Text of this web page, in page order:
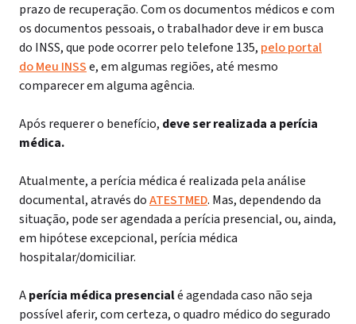
prazo de recuperação.Com os documentos médicos e com
os documentos pessoais, o trabalhador deve ir em busca
do INSS, que pode ocorrer pelo telefone 135, pelo portal
do Meu INSSe, em algumas regiões, até mesmo
comparecer em alguma agência.
Após requerer o benefício, deve ser realizada a perícia
médica.
Atualmente, a perícia médica é realizada pela análise
documental, através doATESTMED. Mas, dependendo da
situação, pode ser agendada a perícia presencial, ou, ainda,
em hipótese excepcional, perícia médica
hospitalar/domiciliar.
Aperícia médica presencialé agendada caso não seja
possível aferir, com certeza, o quadro médico do segurado